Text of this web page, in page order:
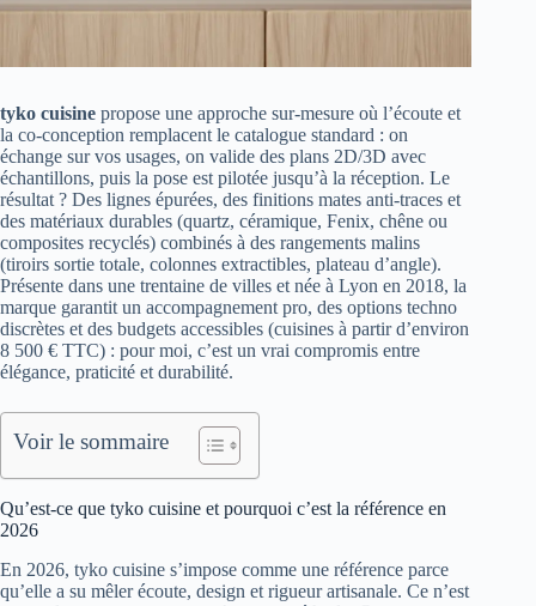
tyko cuisine propose une approche sur‑mesure où l’écoute et
la co‑conception remplacent le catalogue standard : on
échange sur vos usages, on valide des plans 2D/3D avec
échantillons, puis la pose est pilotée jusqu’à la réception. Le
résultat ? Des lignes épurées, des finitions mates anti‑traces et
des matériaux durables (quartz, céramique, Fenix, chêne ou
composites recyclés) combinés à des rangements malins
(tiroirs sortie totale, colonnes extractibles, plateau d’angle).
Présente dans une trentaine de villes et née à Lyon en 2018, la
marque garantit un accompagnement pro, des options techno
discrètes et des budgets accessibles (cuisines à partir d’environ
8 500 € TTC) : pour moi, c’est un vrai compromis entre
élégance, praticité et durabilité.
Voir le sommaire
Qu’est-ce que tyko cuisine et pourquoi c’est la référence en
2026
En 2026, tyko cuisine s’impose comme une référence parce
qu’elle a su mêler écoute, design et rigueur artisanale. Ce n’est